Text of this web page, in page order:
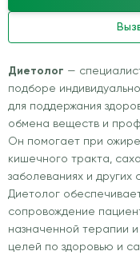
Диетолог —
подборе
для поддержания
обмена веществ и
Он помогает при
кишечного тракта,
заболеваниях и других
Диетолог
сопровождение
назначенной терапии
целей по здоровью и